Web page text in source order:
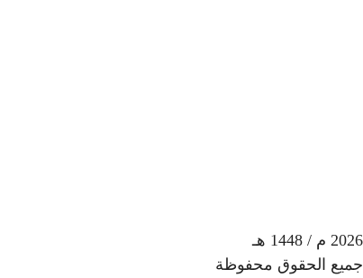
2026 م / 1448 هـ
جميع الحقوق محفوظة